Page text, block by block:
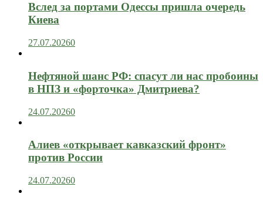
Вслед за портами Одессы пришла очередь
Киева
27.07.20260
Нефтяной шанс РФ: спасут ли нас пробоины
в НПЗ и «форточка» Дмитриева?
24.07.20260
Алиев «открывает кавказский фронт»
против России
24.07.20260